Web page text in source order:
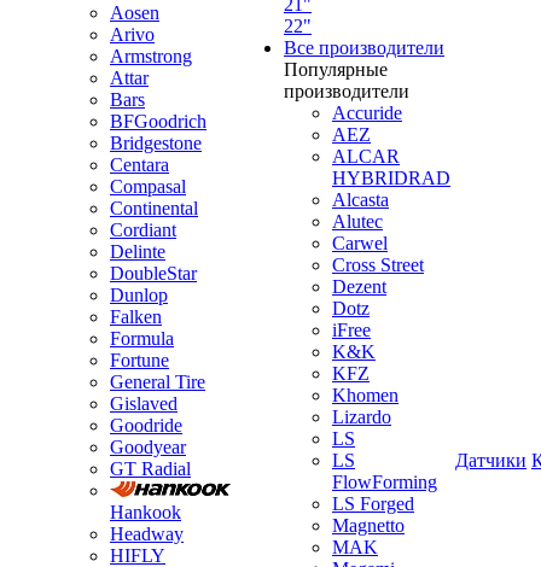
Aosen
Arivo
Armstrong
Attar
Bars
BFGoodrich
Bridgestone
Centara
Compasal
Continental
Cordiant
Delinte
DoubleStar
Dunlop
Falken
Formula
Fortune
General Tire
Gislaved
Goodride
Goodyear
GT Radial
Hankook
Headway
HIFLY
21"
22"
Все производители
Популярные
производители
Accuride
AEZ
ALCAR
HYBRIDRAD
Alcasta
Alutec
Carwel
Cross Street
Dezent
Dotz
iFree
K&K
KFZ
Khomen
Lizardo
LS
LS
FlowForming
LS Forged
Magnetto
MAK
Датчики